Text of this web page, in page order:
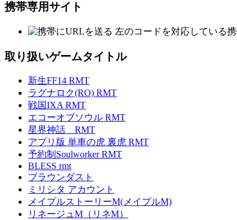
携帯専用サイト
左のコードを対応している
取り扱いゲームタイトル
新生FF14 RMT
ラグナロク(RO) RMT
戦国IXA RMT
エコーオブソウル RMT
星界神話 RMT
アプリ版 単車の虎 裏虎 RMT
予約制Soulworker RMT
BLESS rmt
ブラウンダスト
ミリシタ アカウント
メイプルストーリーM(メイプルM)
リネージュM（リネM）